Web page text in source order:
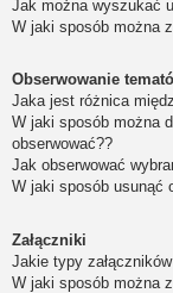
Jak można wyszukać
W jaki sposób można
Obserwowanie
Jaka jest różnica
W jaki sposób można
obserwować??
Jak obserwować
W jaki sposób usunąć
Załączniki
Jakie typy
W jaki sposób można